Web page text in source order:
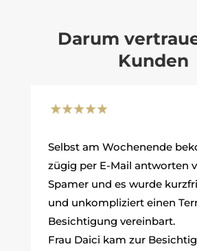
Darum
Kunden
Selbst am Wochenende
zügig per E-Mail antworten
Spamer und es wurde
und unkompliziert einen
Besichtigung vereinbart.
Frau Daici kam zur